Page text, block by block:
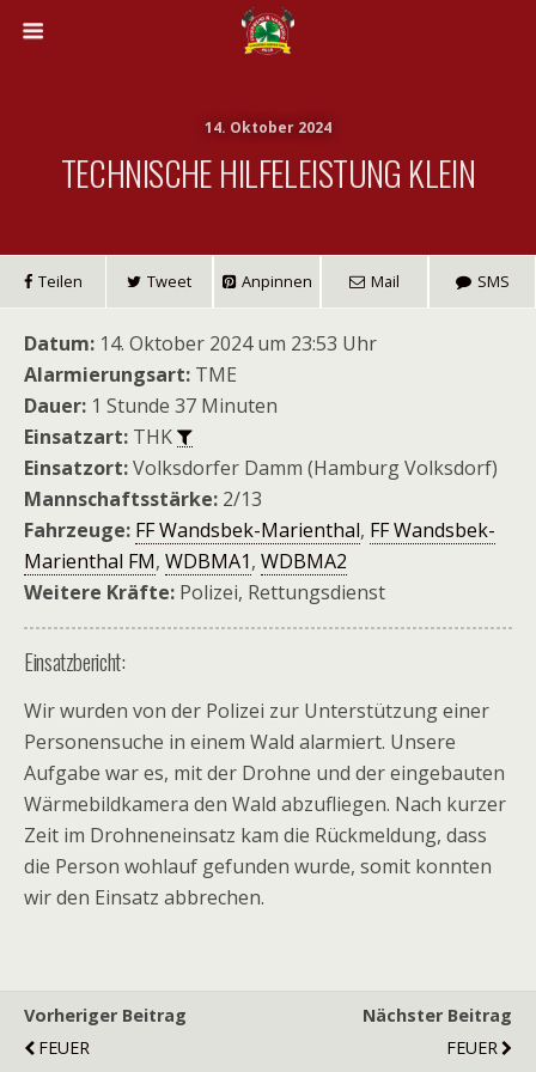
14. Oktober 2024
TECHNISCHE HILFELEISTUNG KLEIN
Teilen Tweet Anpinnen Mail SMS
Datum: 14. Oktober 2024 um 23:53 Uhr
Alarmierungsart: TME
Dauer: 1 Stunde 37 Minuten
Einsatzart: THK
Einsatzort:Volksdorfer Damm (Hamburg Volksdorf)
Mannschaftsstärke: 2/13
Fahrzeuge: FF Wandsbek-Marienthal, FF Wandsbek-
Marienthal FM, WDBMA1, WDBMA2
Weitere Kräfte: Polizei, Rettungsdienst
Einsatzbericht:
Wir wurden von der Polizei zur Unterstützung einer
Personensuche in einem Wald alarmiert. Unsere
Aufgabe war es, mit der Drohne und der eingebauten
Wärmebildkamera den Wald abzufliegen. Nach kurzer
Zeit im Drohneneinsatz kam die Rückmeldung, dass
die Person wohlauf gefunden wurde, somit konnten
wir den Einsatz abbrechen.
Vorheriger Beitrag
FEUER
Nächster Beitrag
FEUER